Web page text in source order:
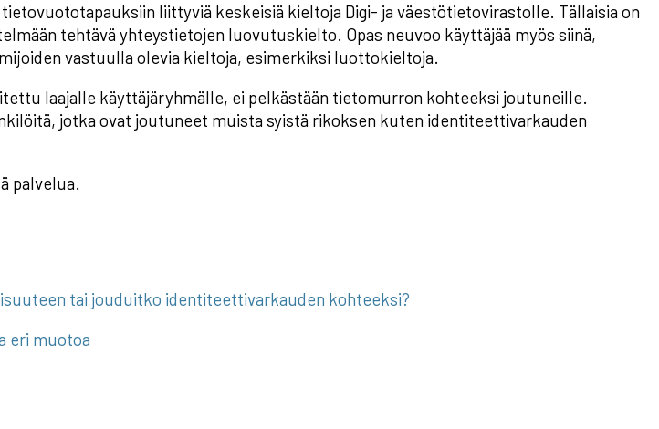
liittyviä keskeisiä kieltoja Digi- ja väestötietovirastolle. Tällaisia on
tehtävä yhteystietojen luovutuskielto. Opas neuvoo käyttäjää myös siinä,
vastuulla olevia kieltoja, esimerkiksi luottokieltoja.
laajalle käyttäjäryhmälle, ei pelkästään tietomurron kohteeksi joutuneille.
jotka ovat joutuneet muista syistä rikoksen kuten identiteettivarkauden
palvelua.
tai jouduitko identiteettivarkauden kohteeksi?
eri muotoa